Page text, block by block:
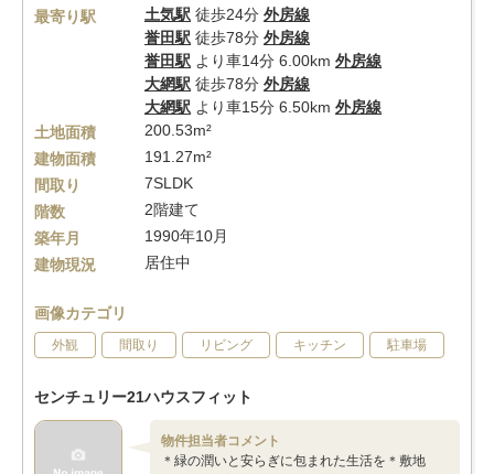
最寄り駅
土気駅 徒歩24分 外房線
誉田駅 徒歩78分 外房線
誉田駅 より車14分 6.00km 外房線
大網駅 徒歩78分 外房線
大網駅 より車15分 6.50km 外房線
土地面積
200.53m²
建物面積
191.27m²
間取り
7SLDK
階数
2階建て
築年月
1990年10月
建物現況
居住中
画像カテゴリ
外観 間取り リビング キッチン 駐車場
センチュリー21ハウスフィット
物件担当者コメント
＊緑の潤いと安らぎに包まれた生活を＊敷地